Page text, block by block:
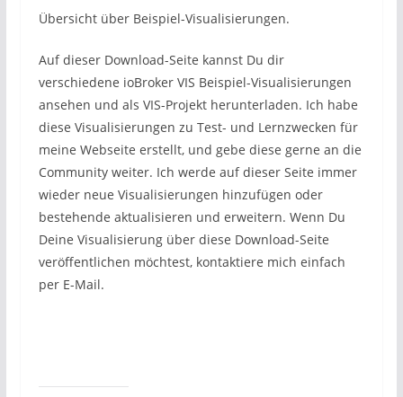
Übersicht über Beispiel-Visualisierungen.
Auf dieser Download-Seite kannst Du dir
verschiedene ioBroker VIS Beispiel-Visualisierungen
ansehen und als VIS-Projekt herunterladen. Ich habe
diese Visualisierungen zu Test- und Lernzwecken für
meine Webseite erstellt, und gebe diese gerne an die
Community weiter. Ich werde auf dieser Seite immer
wieder neue Visualisierungen hinzufügen oder
bestehende aktualisieren und erweitern. Wenn Du
Deine Visualisierung über diese Download-Seite
veröffentlichen möchtest, kontaktiere mich einfach
per E-Mail.